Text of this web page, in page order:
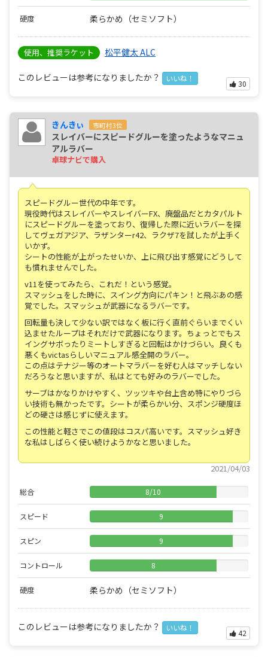
硬度 柔らかめ（セミソフト）
使用、推奨ラケット 松平健太 ALC
このレビューは参考になりましたか？ いいね！
30
きんきぃ 市町村3位
スレイバーにスピードグルーを塗ったようなマニュ
アルラバー
卓球ナビで購入
スピードグルー世代の中年です。
現役時代はスレイバーやスレイバーFX、廃盤品だとカタパルト
にスピードグルーを塗っており、復帰した際に近いラバーを探
してヴェガアジア、ラザンターr42、ラクザ7を試したが上手く
いかず。
シートの性能が上がったせいか、上に飛び出す感覚にどうして
も慣れませんでした。
v11を使ってみたら、これだ！という感覚。
スマッシュをした時に、スイング方向にパキン！と飛ぶあの感
覚でした。スマッシュが武器になるラバーです。
回転量も決して少ない訳ではなく板に行く直前ぐらいまでくい
込ませたループはそれだけで武器になります。ちょっとでもス
イングサボったりミートしすぎると回転はかけづらい。良くも
悪くもvictasらしいマニュアル感全開のラバー。
この点はテナジー等のオートマラバーを好む人はマッチしない
だろうなと思いますが、私はとても好みのラバーでした。
サーブはかなりかけやすく、ツッツキや台上含め特にやりづら
い技術も無かったです。シートが柔らかい分、スポンジ硬度ほ
どの硬さは感じずに使えます。
この性能と軽さでこの値段はコスパ高いです。スマッシュ好き
な私はしばらく使い続けようかなと思いました。
2021/04/03
総合 8/10
スピード 9
スピン 9
コントロール 8
硬度 柔らかめ（セミソフト）
このレビューは参考になりましたか？ いいね！
42